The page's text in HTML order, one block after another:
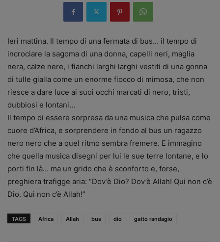
Ieri mattina. Il tempo di una fermata di bus… il tempo di
incrociare la sagoma di una donna, capelli neri, maglia
nera, calze nere, i fianchi larghi larghi vestiti di una gonna
di tulle gialla come un enorme fiocco di mimosa, che non
riesce a dare luce ai suoi occhi marcati di nero, tristi,
dubbiosi e lontani…
Il tempo di essere sorpresa da una musica che pulsa come
cuore d’Africa, e sorprendere in fondo al bus un ragazzo
nero nero che a quel ritmo sembra fremere. E immagino
che quella musica disegni per lui le sue terre lontane, e lo
porti fin là… ma un grido che è sconforto e, forse,
preghiera trafigge aria: “Dov’è Dio? Dov’è Allah! Qui non c’è
Dio. Qui non c’è Allah!”
TAGS Africa Allah bus dio gatto randagio